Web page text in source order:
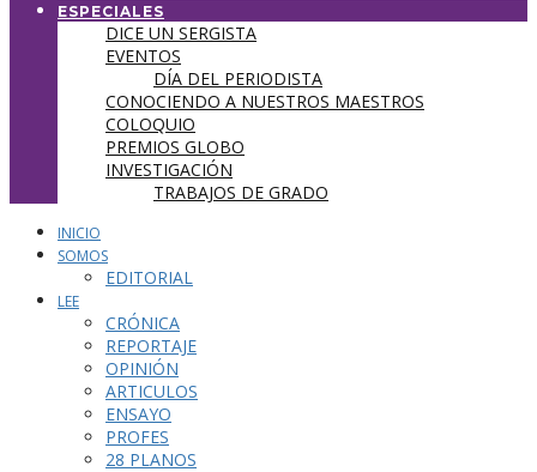
ESPECIALES
DICE UN SERGISTA
EVENTOS
DÍA DEL PERIODISTA
CONOCIENDO A NUESTROS MAESTROS
COLOQUIO
PREMIOS GLOBO
INVESTIGACIÓN
TRABAJOS DE GRADO
INICIO
SOMOS
EDITORIAL
LEE
CRÓNICA
REPORTAJE
OPINIÓN
ARTICULOS
ENSAYO
PROFES
28 PLANOS